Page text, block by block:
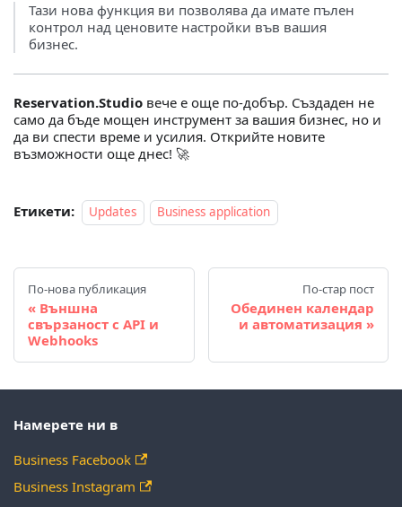
Тази нова функция ви позволява да имате пълен
контрол над ценовите настройки във вашия
бизнес.
Reservation.Studio вече е още по-добър. Създаден не
само да бъде мощен инструмент за вашия бизнес, но и
да ви спести време и усилия. Открийте новите
възможности още днес! 🚀
Етикети: Updates Business application
По-нова публикация
Външна
свързаност с API и
Webhooks
По-стар пост
Обединен календар
и автоматизация
Намерете ни в
Business Facebook
Business Instagram